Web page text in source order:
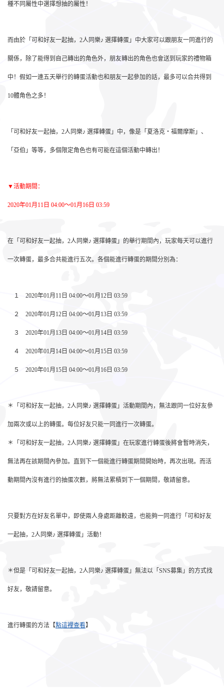
種不同屬性中選擇想抽的屬性！
而由於「可和好友一起抽，2人同樂♪ 選擇轉蛋」中大家可以跟朋友一同進行的
關係，除了能得到自己轉出的角色外，朋友轉出的角色也會送到玩家的禮物箱
中！假如一連五天舉行的轉蛋活動也和朋友一起參加的話，最多可以合共得到
10體角色之多！
「可和好友一起抽，2人同樂♪ 選擇轉蛋」中，像是「夏洛克・福爾摩斯」、
「亞伯」等等，多個限定角色也有可能在這個活動中轉出！
▼活動期間：
2020年01月11日 04:00～01月16日 03:59
在「可和好友一起抽，2人同樂♪ 選擇轉蛋」的舉行期間內，玩家每天可以進行
一次轉蛋，最多合共能進行五次。各個能進行轉蛋的期間分別為：
１ 2020年01月11日 04:00～01月12日 03:59
２ 2020年01月12日 04:00～01月13日 03:59
３ 2020年01月13日 04:00～01月14日 03:59
４ 2020年01月14日 04:00～01月15日 03:59
５ 2020年01月15日 04:00～01月16日 03:59
＊「可和好友一起抽，2人同樂♪ 選擇轉蛋」活動期間內，無法跟同一位好友參
加兩次或以上的轉蛋。每位好友只能一同進行一次轉蛋。
＊「可和好友一起抽，2人同樂♪ 選擇轉蛋」在玩家進行轉蛋後將會暫時消失，
無法再在該期間內參加。直到下一個能進行轉蛋期間開始時，再次出現。而活
動期間內沒有進行的抽蛋次數，將無法累積到下一個期間，敬請留意。
只要對方在好友名單中，即使兩人身處距離較遠，也能夠一同進行「可和好友
一起抽，2人同樂♪ 選擇轉蛋」活動！
＊但是「可和好友一起抽，2人同樂♪ 選擇轉蛋」無法以「SNS募集」的方式找
好友，敬請留意。
進行轉蛋的方法【點這裡查看】